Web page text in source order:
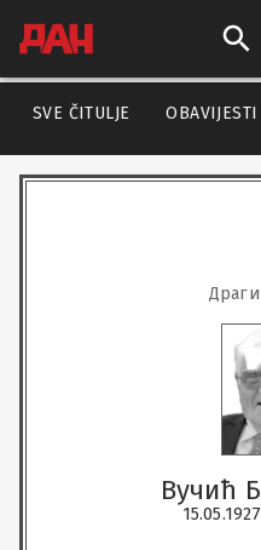
SVE ČITULJE OBAVIJESTI
Драги
Вучић